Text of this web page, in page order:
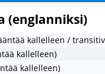
(englanniksi)
kallelleen /
kallelleen)
kallelleen)